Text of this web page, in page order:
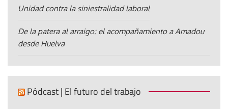
Unidad contra la siniestralidad laboral
De la patera al arraigo: el acompañamiento a Amadou
desde Huelva
Pódcast | El futuro del trabajo